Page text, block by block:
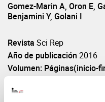
Gomez-Marin A, Oron E,
Benjamini Y, Golani I
Revista Sci Rep
Año de publicación 2016
Volumen: Páginas(inicio-